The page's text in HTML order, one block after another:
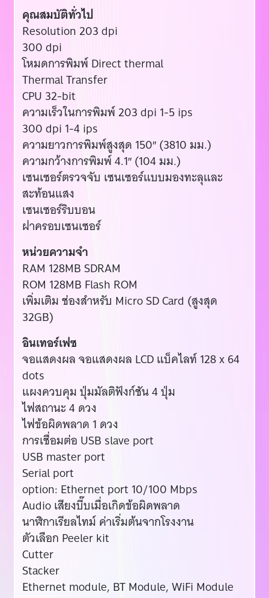
คุณสมบัติทั่วไป
Resolution 203 dpi
300 dpi
โหมดการพิมพ์ Direct thermal
Thermal Transfer
CPU 32-bit
ความเร็วในการพิมพ์ 203 dpi 1-5 ips
300 dpi 1-4 ips
ความยาวการพิมพ์สูงสุด 150″ (3810 มม.)
ความกว้างการพิมพ์ 4.1″ (104 มม.)
เซนเซอร์ตรวจจับ เซนเซอร์แบบมองทะลุและ
สะท้อนแสง
เซนเซอร์ริบบอน
ฝาครอบเซนเซอร์
หน่วยความจำ
RAM 128MB SDRAM
ROM 128MB Flash ROM
เพิ่มเติม ช่องสำหรับ Micro SD Card (สูงสุด
32GB)
อินเทอร์เฟซ
จอแสดงผล จอแสดงผล LCD แบ็คไลท์ 128 x 64
dots
แผงควบคุม ปุ่มมัลติฟังก์ชัน 4 ปุ่ม
ไฟสถานะ 4 ดวง
ไฟข้อผิดพลาด 1 ดวง
การเชื่อมต่อ USB slave port
USB master port
Serial port
option: Ethernet port 10/100 Mbps
Audio เสียงบี๊บเมื่อเกิดข้อผิดพลาด
นาฬิกาเรียลไทม์ ค่าเริ่มต้นจากโรงงาน
ตัวเลือก Peeler kit
Cutter
Stacker
Ethernet module, BT Module, WiFi Module